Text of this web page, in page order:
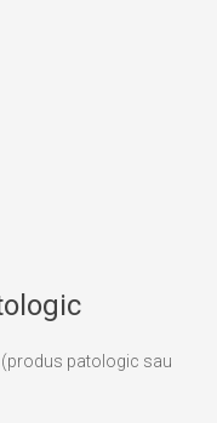
patologic sau